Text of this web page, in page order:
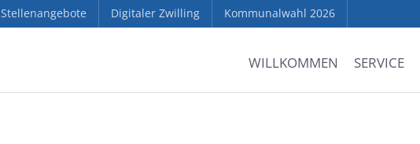
Stellenangebote Digitaler Zwilling Kommunalwahl 2026
WILLKOMMEN SERVICE